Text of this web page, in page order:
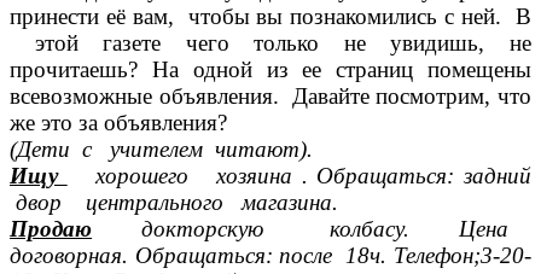
принести её вам, чтобы вы познакомились с ней. В
этой газете чего только не увидишь, не
прочитаешь? На одной из ее страниц помещены
всевозможные объявления. Давайте посмотрим, что
же это за объявления?
(Дети с учителем читают).
Ищу
хорошего хозяина . Обращаться: задний
двор центрального магазина.
Продаю докторскую колбасу. Цена
договорная. Обращаться: после 18ч. Телефон;3-20-